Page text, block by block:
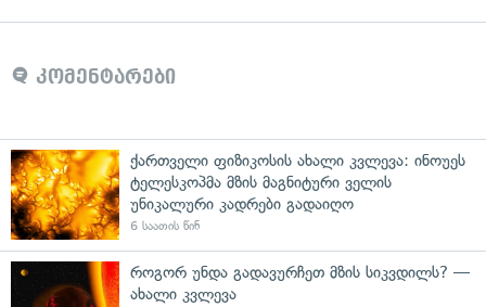
კომენტარები
ქართველი ფიზიკოსის ახალი კვლევა: ინოუეს
ტელესკოპმა მზის მაგნიტური ველის
უნიკალური კადრები გადაიღო
6 საათის წინ
როგორ უნდა გადავურჩეთ მზის სიკვდილს? —
ახალი კვლევა